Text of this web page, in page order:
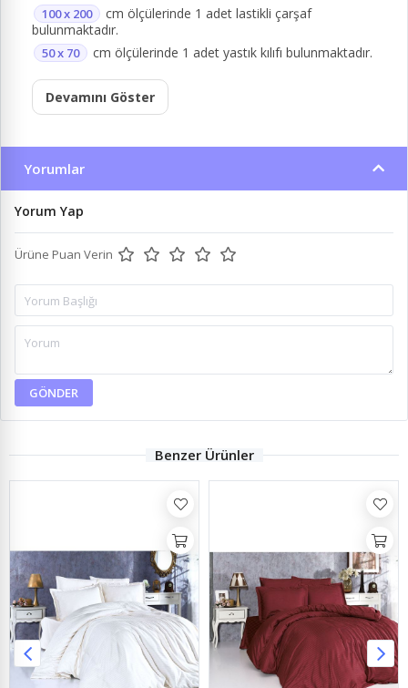
100 x 200
cm ölçülerinde 1 adet lastikli çarşaf
bulunmaktadır.
50 x 70 cm ölçülerinde 1 adet yastık kılıfı bulunmaktadır.
Devamını Göster
Yorumlar
Yorum Yap
Ürüne Puan Verin
GÖNDER
Benzer Ürünler